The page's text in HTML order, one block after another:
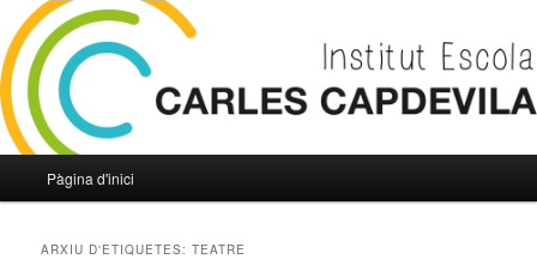
principal
Aneu
Aneu
Pàgina d'inici
ARXIU D'ETIQUETES:TEATRE